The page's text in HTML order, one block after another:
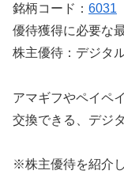
銘柄コード： 6031
優待獲得に必要な
株主優待：デジタ
アマギフやペイペ
交換できる、デジ
※株主優待を紹介